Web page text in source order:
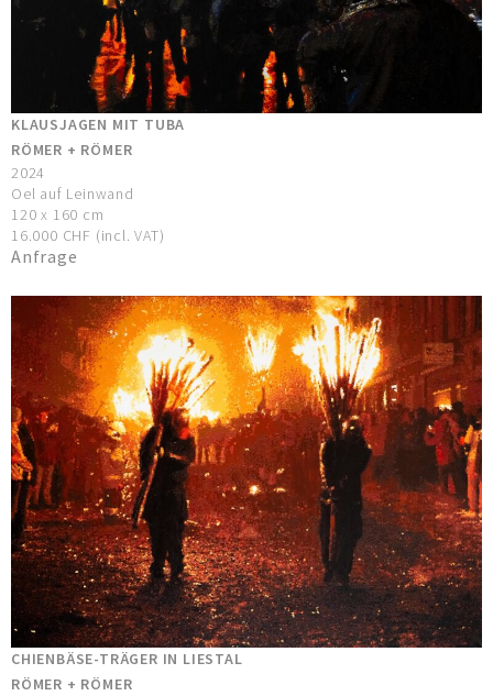
KLAUSJAGEN MIT TUBA
RÖMER + RÖMER
2024
Oel auf Leinwand
120 x 160 cm
16.000 CHF (incl. VAT)
Anfrage
CHIENBÄSE-TRÄGER IN LIESTAL
RÖMER + RÖMER